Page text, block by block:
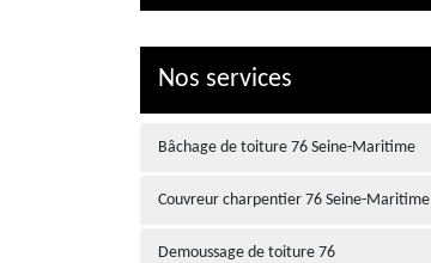
Nos services
Bâchage de toiture 76 Seine-Maritime
Couvreur charpentier 76 Seine-Maritime
Demoussage de toiture 76